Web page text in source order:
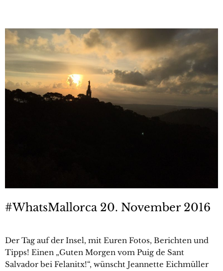
#WhatsMallorca 20. November 2016
Der Tag auf der Insel, mit Euren Fotos, Berichten und
Tipps! Einen „Guten Morgen vom Puig de Sant
Salvador bei Felanitx!“, wünscht Jeannette Eichmüller